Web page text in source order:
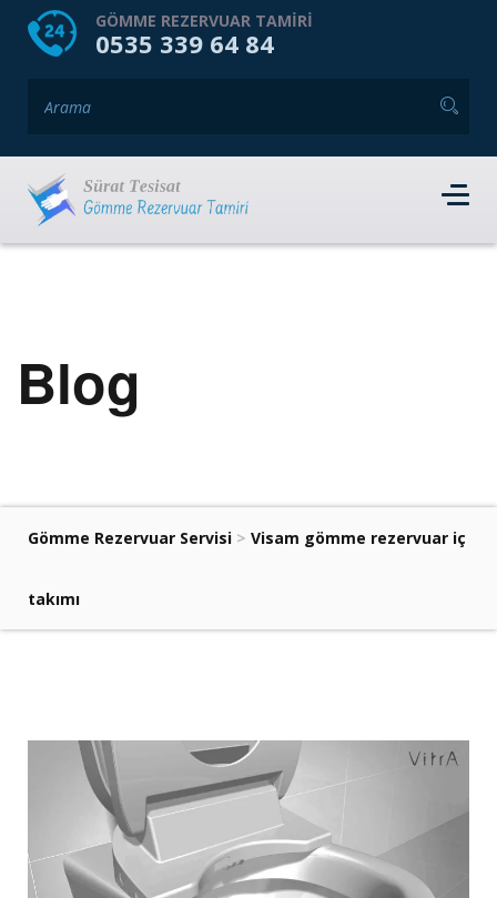
HOME HAKKIMIZDA
GÖMME REZERVUAR TAMIRI
0535 339 64 84
Blog
Gömme Rezervuar Servisi > Visam gömme rezervuar iç
takımı